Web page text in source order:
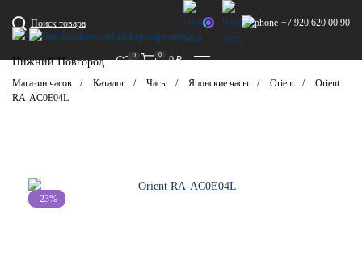
Поиск товара +7 920 620 00 90
Нижний Новгород
0 0 0 ₽
Магазин часов Каталог Часы Японские часы Orient
Orient
RA-AC0E04L
-23%